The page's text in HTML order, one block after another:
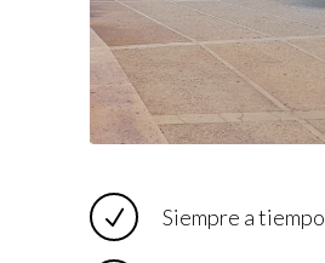
Siempre a tiempo